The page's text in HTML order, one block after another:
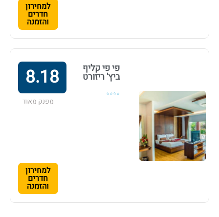
למחירון
חדרים
והזמנה
פי פי קליף
ביץ' ריזורט
⭐⭐⭐⭐
8.18
מפנק מאוד
למחירון
חדרים
והזמנה